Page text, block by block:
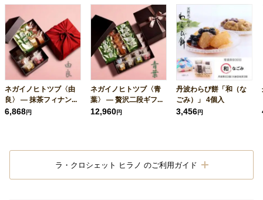
ネガイノヒトツブ〈由
良〉 — 抹茶フィナン...
6,868円
ネガイノヒトツブ〈青
葉〉 — 贅沢二段ギフ...
12,960円
丹波わらび餅「和（な
ごみ）」 4個入
3,456円
ラ・クロシェット ヒラノ のご利用ガイド